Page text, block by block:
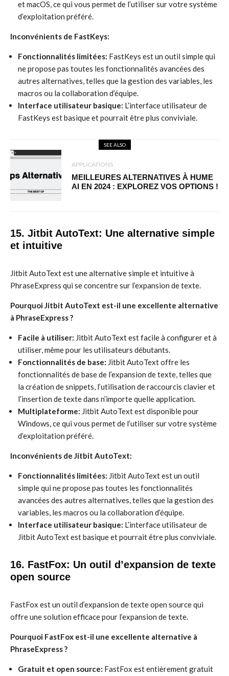
et macOS, ce qui vous permet de l’utiliser sur votre système
d’exploitation préféré.
Inconvénients de FastKeys:
Fonctionnalités limitées: FastKeys est un outil simple qui
ne propose pas toutes les fonctionnalités avancées des
autres alternatives, telles que la gestion des variables, les
macros ou la collaboration d’équipe.
Interface utilisateur basique: L’interface utilisateur de
FastKeys est basique et pourrait être plus conviviale.
SEE ALSO
APPLICATIONS
MEILLEURES ALTERNATIVES À HUME
AI EN 2024 : EXPLOREZ VOS OPTIONS !
15. Jitbit AutoText: Une alternative simple
et intuitive
Jitbit AutoText est une alternative simple et intuitive à
PhraseExpress qui se concentre sur l’expansion de texte.
Pourquoi Jitbit AutoText est-il une excellente alternative
à PhraseExpress ?
Facile à utiliser: Jitbit AutoText est facile à configurer et à
utiliser, même pour les utilisateurs débutants.
Fonctionnalités de base: Jitbit AutoText offre les
fonctionnalités de base de l’expansion de texte, telles que
la création de snippets, l’utilisation de raccourcis clavier et
l’insertion de texte dans n’importe quelle application.
Multiplateforme: Jitbit AutoText est disponible pour
Windows, ce qui vous permet de l’utiliser sur votre système
d’exploitation préféré.
Inconvénients de Jitbit AutoText:
Fonctionnalités limitées: Jitbit AutoText est un outil
simple qui ne propose pas toutes les fonctionnalités
avancées des autres alternatives, telles que la gestion des
variables, les macros ou la collaboration d’équipe.
Interface utilisateur basique: L’interface utilisateur de
Jitbit AutoText est basique et pourrait être plus conviviale.
16. FastFox: Un outil d’expansion de texte
open source
FastFox est un outil d’expansion de texte open source qui
offre une solution efficace pour l’expansion de texte.
Pourquoi FastFox est-il une excellente alternative à
PhraseExpress ?
Gratuit et open source: FastFox est entièrement gratuit